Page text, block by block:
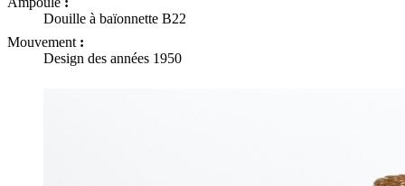
Douille à baïonnette B22
Mouvement :
Design des années 1950